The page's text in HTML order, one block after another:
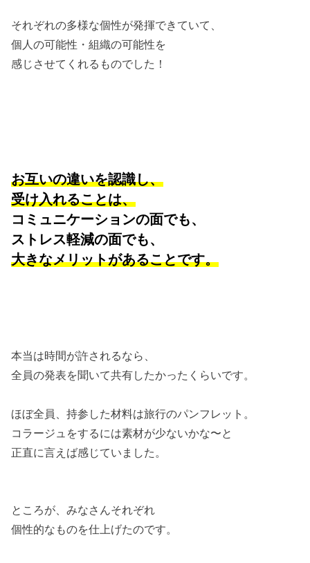
それぞれの多様な個性が発揮できていて、
個人の可能性・組織の可能性を
感じさせてくれるものでした！
お互いの違いを認識し、
受け入れることは、
コミュニケーションの面でも、
ストレス軽減の面でも、
大きなメリットがあることです。
本当は時間が許されるなら、
全員の発表を聞いて共有したかったくらいです。
ほぼ全員、持参した材料は旅行のパンフレット。
コラージュをするには素材が少ないかな〜と
正直に言えば感じていました。
ところが、みなさんそれぞれ
個性的なものを仕上げたのです。